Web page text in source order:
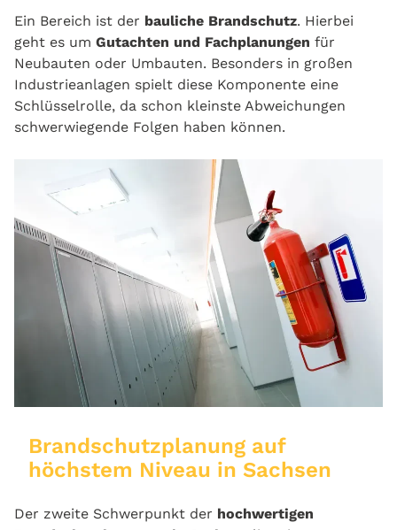
Ein Bereich ist der bauliche Brandschutz. Hierbei
geht es um Gutachten und Fachplanungen für
Neubauten oder Umbauten. Besonders in großen
Industrieanlagen spielt diese Komponente eine
Schlüsselrolle, da schon kleinste Abweichungen
schwerwiegende Folgen haben können.
Brandschutzplanung auf
höchstem Niveau in Sachsen
Der zweite Schwerpunkt der hochwertigen